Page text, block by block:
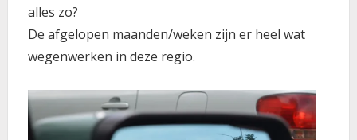
alles zo?
De afgelopen maanden/weken zijn er heel wat
wegenwerken in deze regio.